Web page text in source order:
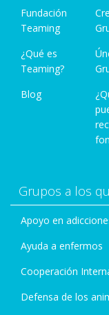
Fundación
Teaming
¿Qué es
Teaming?
Blog
Grupos a los
Apoyo en
Ayuda a enfermos
Cooperación
Defensa de los